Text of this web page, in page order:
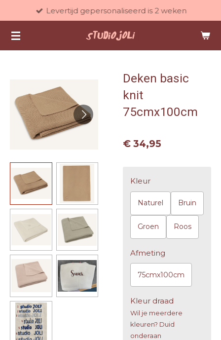
naar
de
Levertijd gepersonaliseerd is 2 weken
Deken basic
knit
75cmx100cm
€ 34,95
Kleur
Naturel Bruin
Groen Roos
Afmeting
75cmx100cm
Kleur draad
Wil je meerdere
kleuren? Duid
onderaan